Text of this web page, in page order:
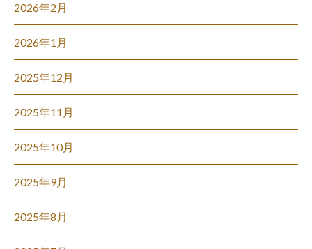
2026年2月
2026年1月
2025年12月
2025年11月
2025年10月
2025年9月
2025年8月